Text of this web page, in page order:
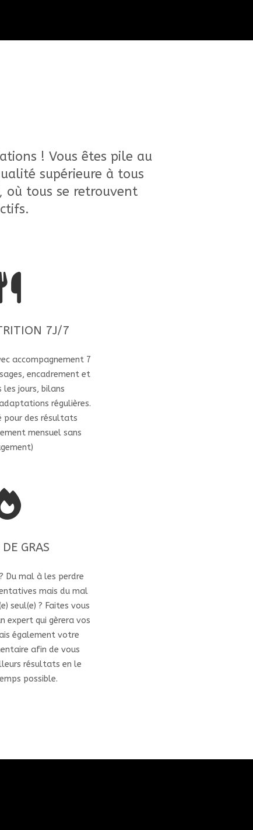
! Vous êtes pile au
supérieure à tous
où tous se retrouvent
7J/7
accompagnement 7
encadrement et
les jours, bilans
régulières.
pour des résultats
mensuel sans
DE GRAS
Du mal à les perdre
mais du mal
seul(e) ? Faites vous
expert qui gèrera vos
également votre
afin de vous
résultats en le
possible.